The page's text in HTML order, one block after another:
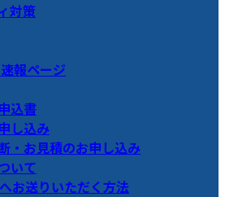
対策
報ページ
込書
し込み
・お見積のお申し込み
いて
お送りいただく方法